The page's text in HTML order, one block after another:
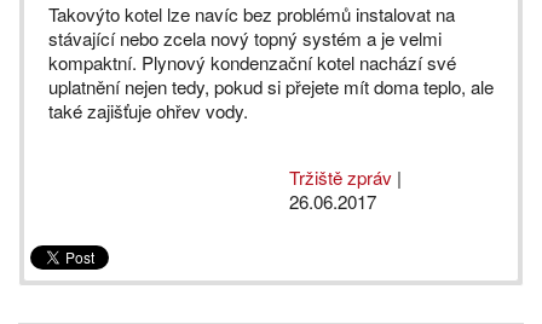
Takovýto kotel lze navíc bez problémů instalovat na
stávající nebo zcela nový topný systém a je velmi
kompaktní. Plynový kondenzační kotel nachází své
uplatnění nejen tedy, pokud si přejete mít doma teplo, ale
také zajišťuje ohřev vody.
Tržiště zpráv |
26.06.2017